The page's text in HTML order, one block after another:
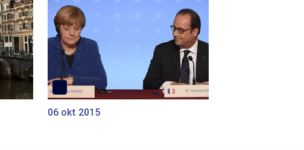
06 okt 2015